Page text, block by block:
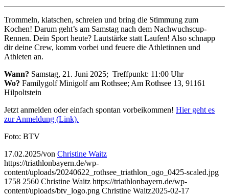
Trommeln, klatschen, schreien und bring die Stimmung zum
Kochen! Darum geht’s am Samstag nach dem Nachwuchscup-
Rennen. Dein Sport heute? Lautstärke statt Laufen! Also schnapp
dir deine Crew, komm vorbei und feuere die Athletinnen und
Athleten an.
Wann? Samstag, 21. Juni 2025; Treffpunkt: 11:00 Uhr
Wo? Familygolf Minigolf am Rothsee; Am Rothsee 13, 91161
Hilpoltstein
Jetzt anmelden oder einfach spontan vorbeikommen! Hier geht es
zur Anmeldung (Link).
Foto: BTV
17.02.2025/von Christine Waitz
https://triathlonbayern.de/wp-
content/uploads/20240622_rothsee_triathlon_ogo_0425-scaled.jpg
1758 2560 Christine Waitz https://triathlonbayern.de/wp-
content/uploads/btv_logo.png Christine Waitz2025-02-17